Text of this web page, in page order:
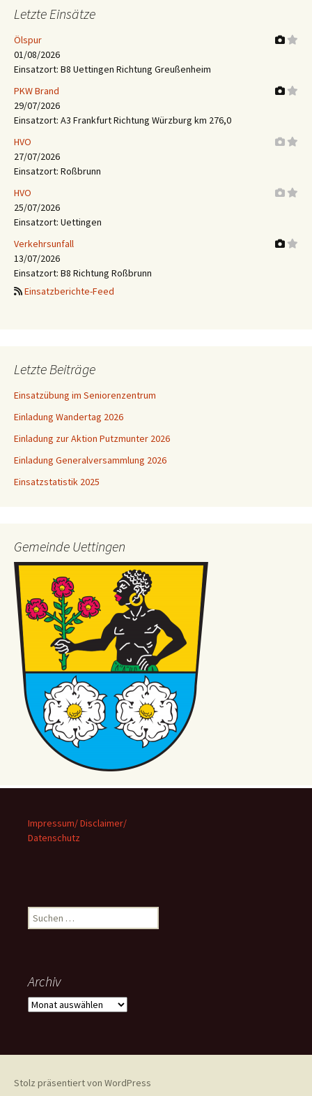
Letzte Einsätze
Ölspur
01/08/2026
Einsatzort: B8 Uettingen Richtung Greußenheim
PKW Brand
29/07/2026
Einsatzort: A3 Frankfurt Richtung Würzburg km 276,0
HVO
27/07/2026
Einsatzort: Roßbrunn
HVO
25/07/2026
Einsatzort: Uettingen
Verkehrsunfall
13/07/2026
Einsatzort: B8 Richtung Roßbrunn
Einsatzberichte-Feed
Letzte Beiträge
Einsatzübung im Seniorenzentrum
Einladung Wandertag 2026
Einladung zur Aktion Putzmunter 2026
Einladung Generalversammlung 2026
Einsatzstatistik 2025
Gemeinde Uettingen
Impressum/ Disclaimer/
Datenschutz
Suchen
nach:
Archiv
Archiv
Stolz präsentiert von WordPress